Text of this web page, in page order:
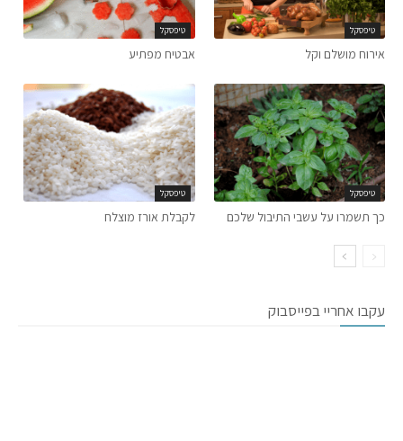
טיפסקל
אירוח מושלם וקל
טיפסקל
אבטיח מפתיע
טיפסקל
כך תשמרו על עשבי התיבול שלכם
טיפסקל
לקבלת אורז מוצלח
עקבו אחריי בפייסבוק